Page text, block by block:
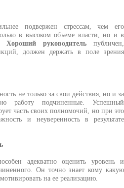
подвержен стрессам, чем его
в высоком объеме власти, но и в
Хороший руководитель публичен,
должен держать в поле зрения
не только за свои действия, но и за
работу подчиненные. Успешный
часть своих полномочий, но при это
и неуверенность в результате
адекватно оценить уровень и
Он точно знает кому какую
на ее реализацию.